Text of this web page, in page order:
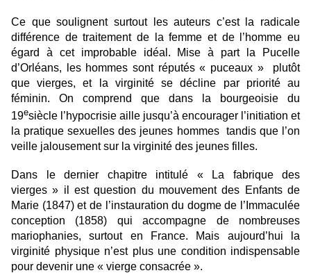
Ce que soulignent surtout les auteurs c’est la radicale
différence de traitement de la femme et de l’homme eu
égard à cet improbable idéal. Miseà part la Pucelle
d’Orléans, les hommes sont réputés « puceaux » plutôt
que vierges, et la virginité se décline par priorité au
féminin. On comprend que dans la bourgeoisie du
19esiècle l’hypocrisie aille jusqu’à encourager l’initiation et
la pratique sexuelles des jeunes hommes tandis que l’on
veille jalousement sur la virginité des jeunes filles.
Dans le dernier chapitre intitulé « La fabrique des
vierges » il est question du mouvement des Enfants de
Marie (1847) et de l’instauration du dogme de l’ Immacul ée
conception (1858) qui accompagne de nombreuses
mariophanies, surtout en France. Mais aujourd’hui la
virginité physique n’est plus une condition indispensable
pour devenir une « vierge consacrée ».